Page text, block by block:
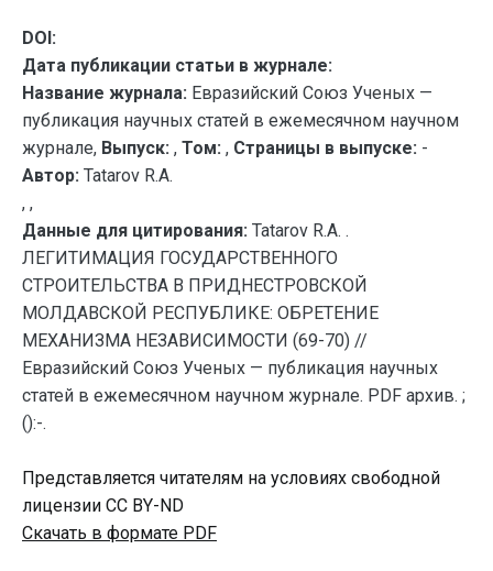
DOI:
Дата публикации статьи в журнале:
Название журнала: Евразийский Союз Ученых —
публикация научных статей в ежемесячном научном
журнале, Выпуск: , Том: , Страницы в выпуске: -
Автор: Tatarov R.A.
, ,
Данные для цитирования: Tatarov R.A. .
ЛЕГИТИМАЦИЯ ГОСУДАРСТВЕННОГО
СТРОИТЕЛЬСТВА В ПРИДНЕСТРОВСКОЙ
МОЛДАВСКОЙ РЕСПУБЛИКЕ: ОБРЕТЕНИЕ
МЕХАНИЗМА НЕЗАВИСИМОСТИ (69-70) //
Евразийский Союз Ученых — публикация научных
статей в ежемесячном научном журнале. PDF архив. ;
():-.
Представляется читателям на условиях свободной
лицензии CC BY-ND
Скачать в формате PDF